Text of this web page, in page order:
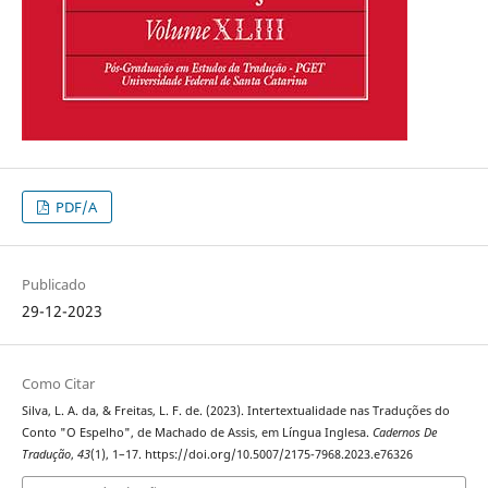
PDF/A
Publicado
29-12-2023
Como Citar
Silva, L. A. da, & Freitas, L. F. de. (2023). Intertextualidade nas Traduções do
Conto "O Espelho", de Machado de Assis, em Língua Inglesa. Cadernos De
Tradução, 43(1), 1–17. https://doi.org/10.5007/2175-7968.2023.e76326